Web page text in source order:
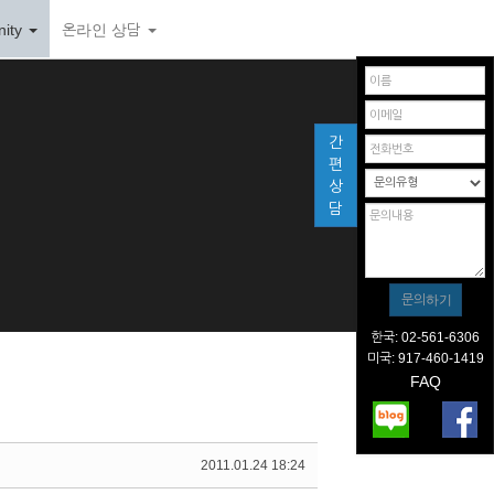
온라인 상담
2011.01.24 18:24
간
편
상
담
한국: 02-561-6306
미국: 917-460-1419
FAQ